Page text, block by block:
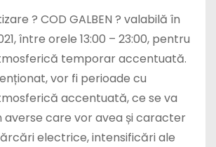
? COD GALBEN ? valabilă în
între orele 13:00 – 23:00, pentru
temporar accentuată.
vor fi perioade cu
accentuată, ce se va
averse care vor avea și caracter
electrice, intensificări ale